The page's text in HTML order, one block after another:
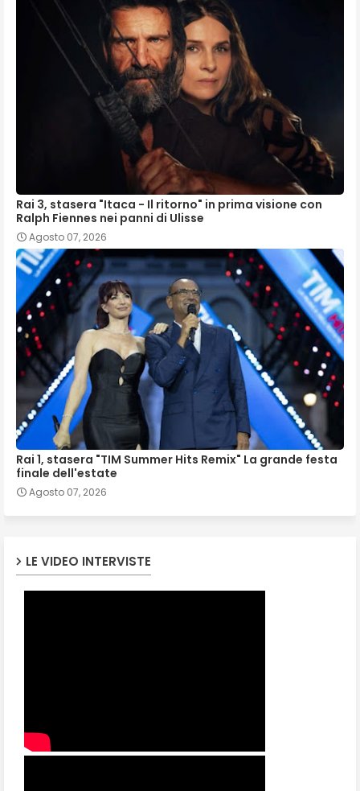
Rai 3, stasera "Itaca - Il ritorno" in prima visione con
Ralph Fiennes nei panni di Ulisse
Agosto 07, 2026
Rai 1, stasera "TIM Summer Hits Remix" La grande festa
finale dell'estate
Agosto 07, 2026
LE VIDEO INTERVISTE